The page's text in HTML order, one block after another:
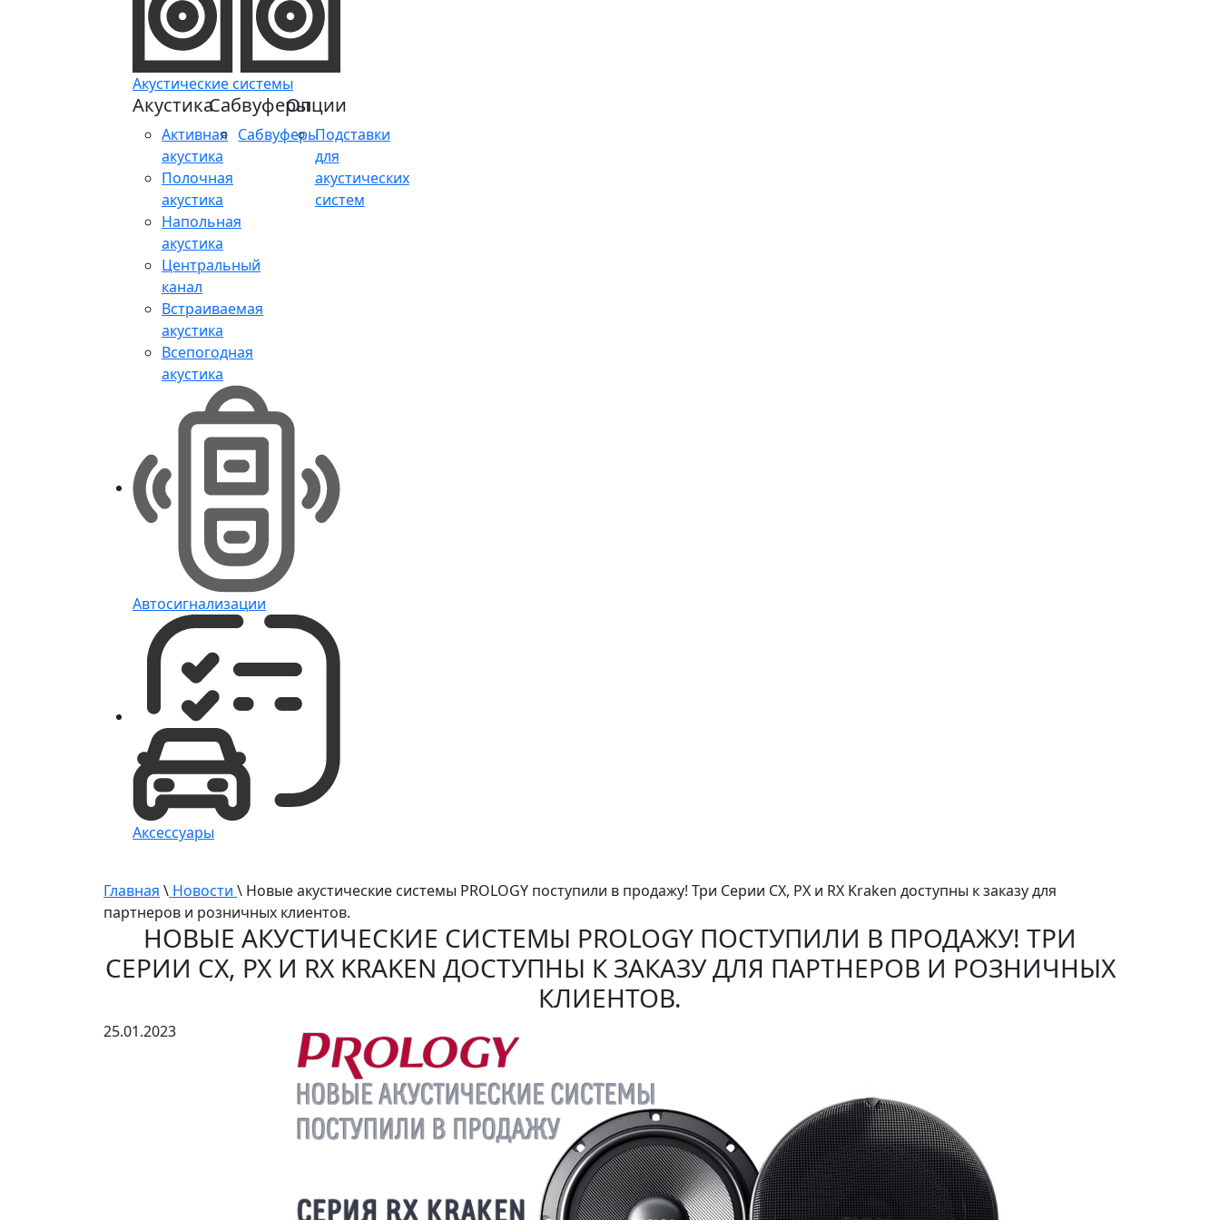
Акустические системы
Акустика
Активная
акустика
Полочная
акустика
Напольная
акустика
Центральный
канал
Встраиваемая
акустика
Всепогодная
акустика
Сабвуферы
Сабвуферы
Опции
Подставки
для
акустических
систем
Автосигнализации
Аксессуары
Главная \ Новости \ Новые акустические системы PROLOGY поступили в продажу! Три Серии CX, PX и RX Kraken доступны к заказу для
партнеров и розничных клиентов.
НОВЫЕ АКУСТИЧЕСКИЕ СИСТЕМЫ PROLOGY ПОСТУПИЛИ В ПРОДАЖУ! ТРИ
СЕРИИ CX, PX И RX KRAKEN ДОСТУПНЫ К ЗАКАЗУ ДЛЯ ПАРТНЕРОВ И РОЗНИЧНЫХ
КЛИЕНТОВ.
25.01.2023